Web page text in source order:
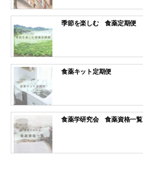
季節を楽しむ 食薬定期便
食薬キット定期便
食薬学研究会 食薬資格一覧